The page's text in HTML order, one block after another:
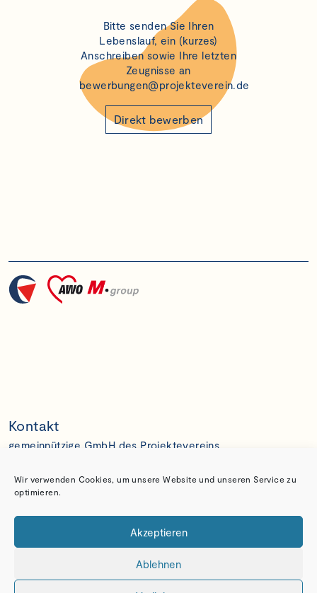
Wir verwenden Cookies, um unsere Website und unseren Service zu
optimieren.
Akzeptieren
Ablehnen
Bitte senden Sie Ihren
Lebenslauf, ein (kurzes)
Anschreiben sowie Ihre letzten
Zeugnisse an
bewerbungen@projekteverein.de
Direkt bewerben
Kontakt
gemeinnützige GmbH des Projektevereins
E:geschaeftsstelle@projekteverein.de
T: (089) 67 10 01
Spenden
IBAN: DE26 5206 0410 0005 3433 64
BIC: GEN0DEF1EK1